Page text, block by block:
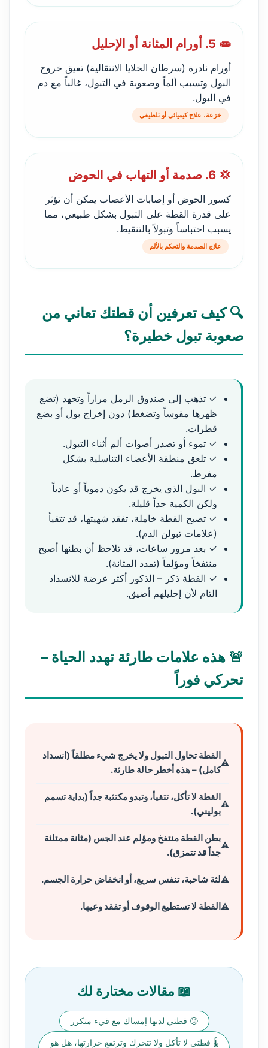
🧫 5. أورام المثانة أو الإحليل
أورام نادرة (سرطان الخلايا الانتقالية) تعيق خروج
البول وتسبب ألماً وصعوبة في التبول، غالباً مع دم
في البول.
خزعة، علاج كيميائي أو تلطيفي
💢 6. صدمة أو التهاب في الحوض
كسور الحوض أو إصابات الأعصاب يمكن أن تؤثر
على قدرة القطة على التبول بشكل طبيعي، مما
يسبب احتباساً وتبولاً بالتنقيط.
علاج الصدمة والتحكم بالألم
🔍 كيف تعرفين أن قطتك تعاني من
صعوبة تبول خطيرة؟
✓ تذهب إلى صندوق الرمل مراراً وتجهد (تضع
ظهرها مقوساً وتضغط) دون إخراج بول أو بضع
قطرات.
✓ تموء أو تصدر أصوات ألم أثناء التبول.
✓ تلعق منطقة الأعضاء التناسلية بشكل
مفرط.
✓ البول الذي يخرج قد يكون دموياً أو عادياً
ولكن الكمية جداً قليلة.
✓ تصبح القطة خاملة، تفقد شهيتها، قد تتقيأ
(علامات تبولن الدم).
✓ بعد مرور ساعات، قد تلاحظ أن بطنها أصبح
منتفخاً ومؤلماً (تمدد المثانة).
✓ القطة ذكر – الذكور أكثر عرضة للانسداد
التام لأن إحليلهم أضيق.
🚨 هذه علامات طارئة تهدد الحياة –
تحركي فوراً
القطة تحاول التبول ولا يخرج شيء مطلقاً (انسداد
كامل) – هذه أخطر حالة طارئة.
القطة لا تأكل، تتقيأ، وتبدو مكتئبة جداً (بداية تسمم
بوليني).
بطن القطة منتفخ ومؤلم عند الجس (مثانة ممتلئة
جداً قد تتمزق).
لثة شاحبة، تنفس سريع، أو انخفاض حرارة الجسم.
القطة لا تستطيع الوقوف أو تفقد وعيها.
📖 مقالات مختارة لك
🤢 قطتي لديها إمساك مع قيء متكرر
🌡️ قطتي لا تأكل ولا تتحرك وترتفع حرارتها، هل هو